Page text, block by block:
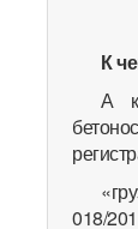
К
А
018/